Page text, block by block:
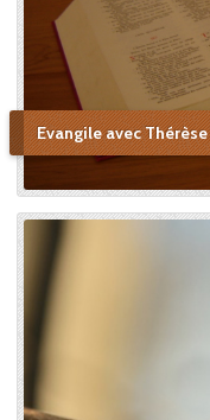
Evangile avec Thérèse